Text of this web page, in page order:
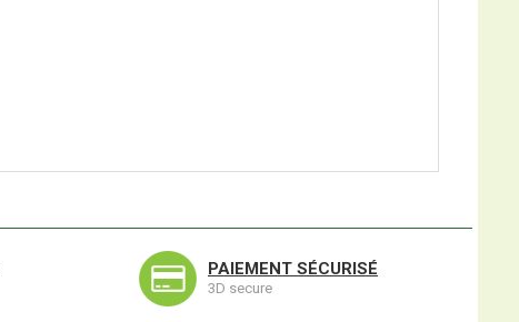
PAIEMENT SÉCURISÉ
3D secure